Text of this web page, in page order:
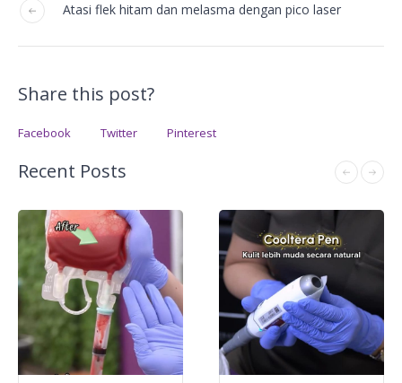
Atasi flek hitam dan melasma dengan pico laser
Share this post?
Facebook Twitter Pinterest
Recent Posts